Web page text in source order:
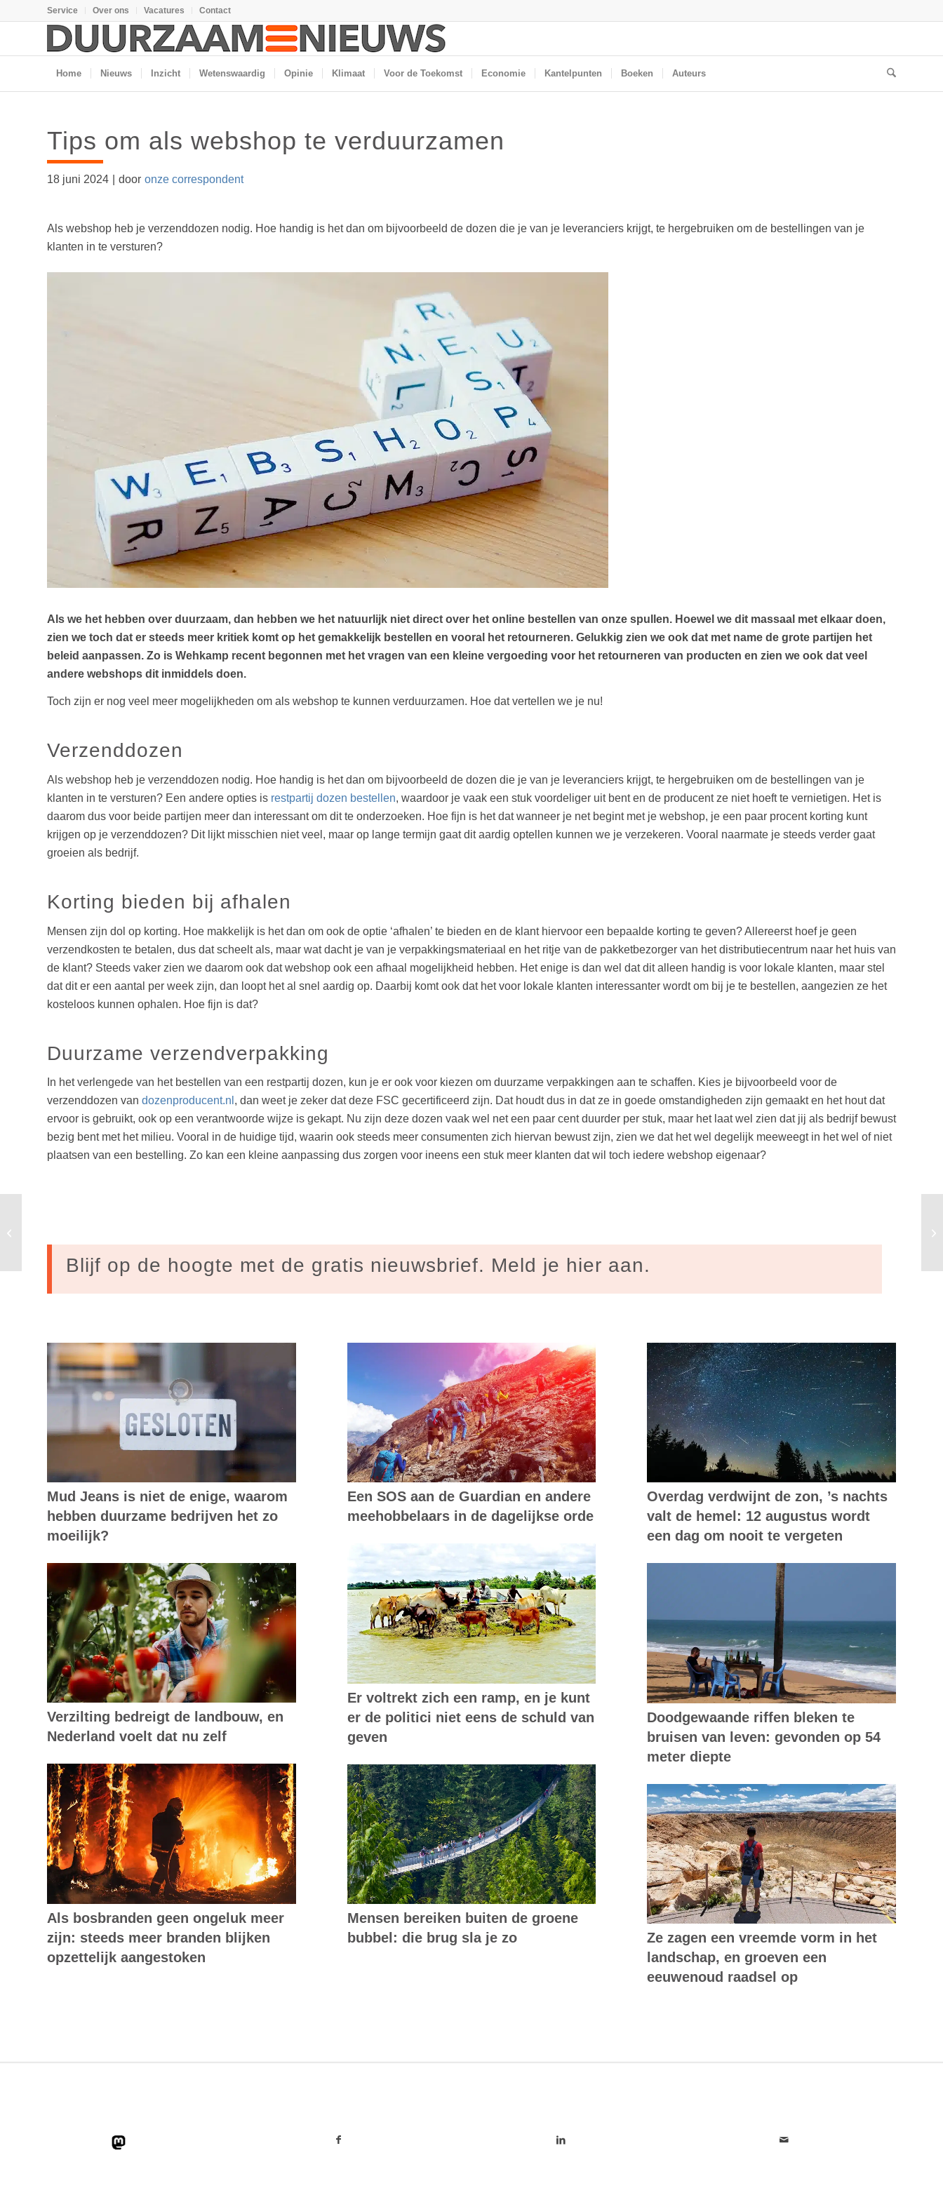
Service Over ons Vacatures Contact
Home Nieuws Inzicht Wetenswaardig Opinie Klimaat Voor de Toekomst Economie Kantelpunten Boeken Auteurs
Tips om als webshop te verduurzamen
18 juni 2024 door onze correspondent
Als webshop heb je verzenddozen nodig. Hoe handig is het dan om bijvoorbeeld de dozen die je van je leveranciers krijgt, te hergebruiken om de bestellingen van je
klanten in te versturen?
Als we het hebben over duurzaam, dan hebben we het natuurlijk niet direct over het online bestellen van onze spullen. Hoewel we dit massaal met elkaar doen,
zien we toch dat er steeds meer kritiek komt op het gemakkelijk bestellen en vooral het retourneren. Gelukkig zien we ook dat met name de grote partijen het
beleid aanpassen. Zo is Wehkamp recent begonnen met het vragen van een kleine vergoeding voor het retourneren van producten en zien we ook dat veel
andere webshops dit inmiddels doen.
Toch zijn er nog veel meer mogelijkheden om als webshop te kunnen verduurzamen. Hoe dat vertellen we je nu!
Verzenddozen
Als webshop heb je verzenddozen nodig. Hoe handig is het dan om bijvoorbeeld de dozen die je van je leveranciers krijgt, te hergebruiken om de bestellingen van je
klanten in te versturen? Een andere opties is restpartij dozen bestellen, waardoor je vaak een stuk voordeliger uit bent en de producent ze niet hoeft te vernietigen. Het is
daarom dus voor beide partijen meer dan interessant om dit te onderzoeken. Hoe fijn is het dat wanneer je net begint met je webshop, je een paar procent korting kunt
krijgen op je verzenddozen? Dit lijkt misschien niet veel, maar op lange termijn gaat dit aardig optellen kunnen we je verzekeren. Vooral naarmate je steeds verder gaat
groeien als bedrijf.
Korting bieden bij afhalen
Mensen zijn dol op korting. Hoe makkelijk is het dan om ook de optie ‘afhalen’ te bieden en de klant hiervoor een bepaalde korting te geven? Allereerst hoef je geen
verzendkosten te betalen, dus dat scheelt als, maar wat dacht je van je verpakkingsmateriaal en het ritje van de pakketbezorger van het distributiecentrum naar het huis van
de klant? Steeds vaker zien we daarom ook dat webshop ook een afhaal mogelijkheid hebben. Het enige is dan wel dat dit alleen handig is voor lokale klanten, maar stel
dat dit er een aantal per week zijn, dan loopt het al snel aardig op. Daarbij komt ook dat het voor lokale klanten interessanter wordt om bij je te bestellen, aangezien ze het
kosteloos kunnen ophalen. Hoe fijn is dat?
Duurzame verzendverpakking
In het verlengede van het bestellen van een restpartij dozen, kun je er ook voor kiezen om duurzame verpakkingen aan te schaffen. Kies je bijvoorbeeld voor de
verzenddozen van dozenproducent.nl , dan weet je zeker dat deze FSC gecertificeerd zijn. Dat houdt dus in dat ze in goede omstandigheden zijn gemaakt en het hout dat
ervoor is gebruikt, ook op een verantwoorde wijze is gekapt. Nu zijn deze dozen vaak wel net een paar cent duurder per stuk, maar het laat wel zien dat jij als bedrijf bewust
bezig bent met het milieu. Vooral in de huidige tijd, waarin ook steeds meer consumenten zich hiervan bewust zijn, zien we dat het wel degelijk meeweegt in het wel of niet
plaatsen van een bestelling. Zo kan een kleine aanpassing dus zorgen voor ineens een stuk meer klanten dat wil toch iedere webshop eigenaar?
Blijf op de hoogte met de gratis nieuwsbrief. Meld je hier aan.
Mud Jeans is niet de enige, waarom
hebben duurzame bedrijven het zo
moeilijk?
Verzilting bedreigt de landbouw, en
Nederland voelt dat nu zelf
Als bosbranden geen ongeluk meer
zijn: steeds meer branden blijken
opzettelijk aangestoken
Een SOS aan de Guardian en andere
meehobbelaars in de dagelijkse orde
Er voltrekt zich een ramp, en je kunt
er de politici niet eens de schuld van
geven
Mensen bereiken buiten de groene
bubbel: die brug sla je zo
Overdag verdwijnt de zon, ’s nachts
valt de hemel: 12 augustus wordt
een dag om nooit te vergeten
Doodgewaande riffen bleken te
bruisen van leven: gevonden op 54
meter diepte
Ze zagen een vreemde vorm in het
landschap, en groeven een
eeuwenoud raadsel op